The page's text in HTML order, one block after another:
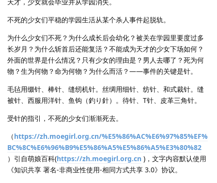
不死的少女们平稳的学园生活从某个杀人事件起脱轨。
为什么少女们不死？为什么成长后会幼化？被关在学园里要度过多
长岁月？为什么斩首后还能复活？不能成为天才的少女下场如何？
外面的世界是什么情况？只有少女的理由是？男人去哪了？死为何
物？生为何物？命为何物？为什么而活？——事件的关键是针。
毛毡用缀针、棒针、缝纫机针。丝绸用细针、纺针、和式裁针。缝
被针、西服用洋针、鱼钩（釣り針）。待针、T针、皮革三角针。
受针的指引，不死的少女们渐渐死去。
（https://zh.moegirl.org.cn/%E5%86%AC%E6%97%85%EF%
BC%8C%E6%96%B9%E5%86%A5%E5%86%A5%E3%80%82
）引自萌娘百科(https://zh.moegirl.org.cn )，文字内容默认使用
《知识共享 署名-非商业性使用-相同方式共享 3.0》协议。